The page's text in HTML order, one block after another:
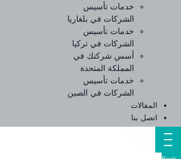
خدمات تأسيس
الشركات في بلغاريا
خدمات تأسيس
الشركات في تركيا
أسس شركتك في
المملكة المتحدة
خدمات تأسيس
الشركات في الصين
المقالات
اتصل بنا